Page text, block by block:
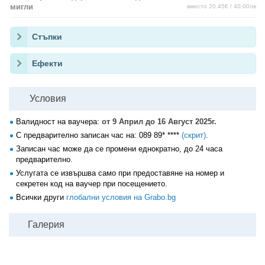
мигли
вместо 20.45€ / 40.00лв
Стъпки
Ефекти
Условия
Валидност на ваучера: от 9 Април до 16 Август 2025г.
С предварително записан час на: 089 89* **** (скрит).
Записан час може да се промени еднократно, до 24 часа
предварително.
Услугата се извършва само при предоставяне на номер и
секретен код на ваучер при посещението.
Всички други глобални условия на Grabo.bg
Галерия